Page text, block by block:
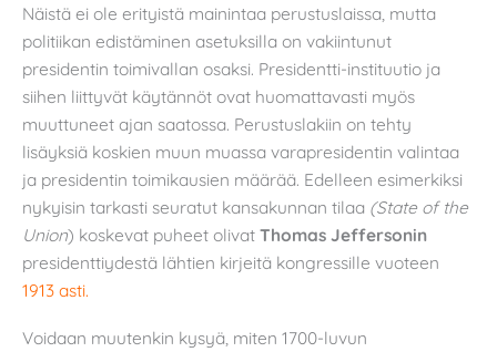
Näistä ei ole erityistä mainintaa perustuslaissa, mutta
politiikan edistäminen asetuksilla on vakiintunut
presidentin toimivallan osaksi. Presidentti-instituutio ja
siihen liittyvät käytännöt ovat huomattavasti myös
muuttuneet ajan saatossa. Perustuslakiin on tehty
lisäyksiä koskien muun muassa varapresidentin valintaa
ja presidentin toimikausien määrää. Edelleen esimerkiksi
nykyisin tarkasti seuratut kansakunnan tilaa (State of the
Union) koskevat puheet olivat Thomas Jeffersonin
presidenttiydestä lähtien kirjeitä kongressille vuoteen
1913 asti.
Voidaan muutenkin kysyä, miten 1700-luvun